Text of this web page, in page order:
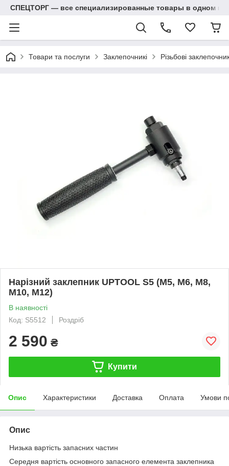
СПЕЦТОРГ — все специализированные товары в одном
Товари та послуги Заклепочникі Різьбові
Нарізний заклепник UPTOOL S5 (М5, М6, М8,
М10, М12)
В наявності
Код: S5512
Роздріб
2 590 ₴
Купити
Опис Характеристики Доставка Оплата Умови
Опис
Низька вартість запасних частин
Середня вартість основного запасного елемента заклепника